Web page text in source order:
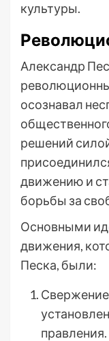
культуры.
Александр
осознавал
решений
движению и
борьбы за
Основными
движения,
Песка, были:
правления.